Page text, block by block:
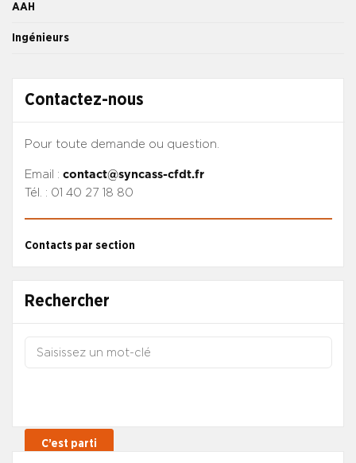
AAH
Ingénieurs
Contactez-nous
Pour toute demande ou question.
Email : contact@syncass-cfdt.fr
Tél. : 01 40 27 18 80
Contacts par section
Rechercher